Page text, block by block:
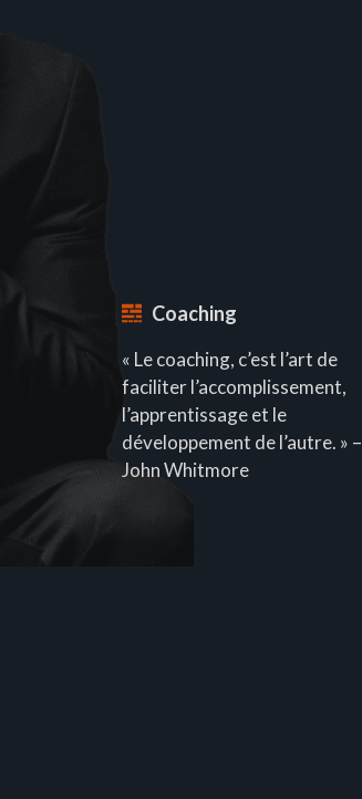
Coaching
« Le coaching, c’est l’art de
faciliter l’accomplissement,
l’apprentissage et le
développement de l’autre. » –
John Whitmore